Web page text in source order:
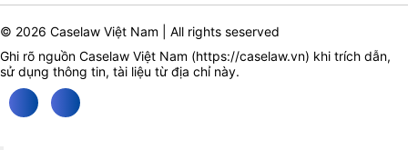
© 2026 Caselaw Việt Nam | All rights seserved
Ghi rõ nguồn Caselaw Việt Nam (https://caselaw.vn) khi trích dẫn,
sử dụng thông tin, tài liệu từ địa chỉ này.